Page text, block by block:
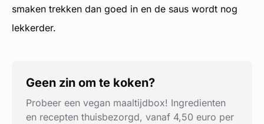
smaken trekken dan goed in en de saus wordt nog
lekkerder.
Geen zin om te koken?
Probeer een vegan maaltijdbox! Ingredienten
en recepten thuisbezorgd, vanaf 4,50 euro per